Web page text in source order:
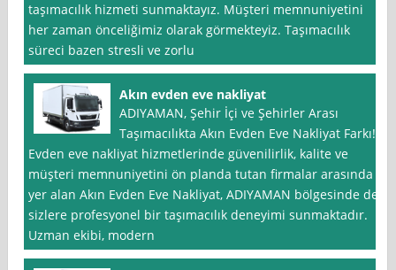
taşımacılık hizmeti sunmaktayız. Müşteri memnuniyetini
her zaman önceliğimiz olarak görmekteyiz. Taşımacılık
süreci bazen stresli ve zorlu
Akın evden eve nakliyat
ADIYAMAN, Şehir İçi ve Şehirler Arası
Taşımacılıkta Akın Evden Eve Nakliyat Farkı!
Evden eve nakliyat hizmetlerinde güvenilirlik, kalite ve
müşteri memnuniyetini ön planda tutan firmalar arasında
yer alan Akın Evden Eve Nakliyat, ADIYAMAN bölgesinde de
sizlere profesyonel bir taşımacılık deneyimi sunmaktadır.
Uzman ekibi, modern